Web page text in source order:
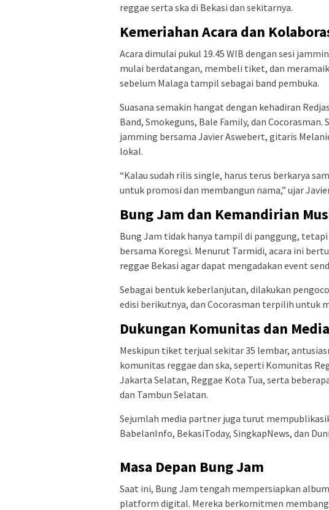
reggae serta ska di Bekasi dan sekitarnya.
Kemeriahan Acara dan
Acara dimulai pukul 19.45 WIB dengan sesi
mulai berdatangan, membeli tiket, dan
sebelum Malaga tampil sebagai band pembuka.
Suasana semakin hangat dengan kehadiran
Band, Smokeguns, Bale Family, dan
jamming bersama Javier Aswebert, gitaris
lokal.
“Kalau sudah rilis single, harus terus berkarya
untuk promosi dan membangun nama,” ujar
Bung Jam dan Kemandirian
Bung Jam tidak hanya tampil di panggung,
bersama Koregsi. Menurut Tarmidi, acara ini
reggae Bekasi agar dapat mengadakan event
Sebagai bentuk keberlanjutan, dilakukan
edisi berikutnya, dan Cocorasman terpilih untuk
Dukungan Komunitas dan
Meskipun tiket terjual sekitar 35 lembar,
komunitas reggae dan ska, seperti Komunitas
Jakarta Selatan, Reggae Kota Tua, serta
dan Tambun Selatan.
Sejumlah media partner juga turut
BabelanInfo, BekasiToday, SingkapNews, dan
Masa Depan Bung Jam
Saat ini, Bung Jam tengah mempersiapkan
platform digital. Mereka berkomitmen